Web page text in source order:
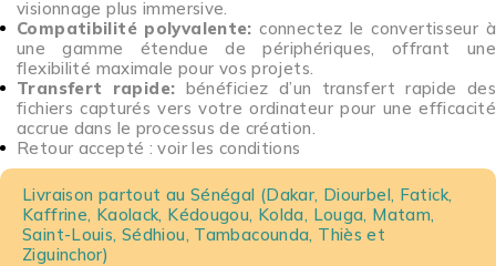
visionnage plus immersive.
Compatibilité polyvalente: connectez le convertisseur à
une gamme étendue de périphériques, offrant une
flexibilité maximale pour vos projets.
Transfert rapide: bénéficiez d’un transfert rapide des
fichiers capturés vers votre ordinateur pour une efficacité
accrue dans le processus de création.
Retour accepté : voir les conditions
Livraison partout au Sénégal (Dakar, Diourbel, Fatick,
Kaffrine, Kaolack, Kédougou, Kolda, Louga, Matam,
Saint-Louis, Sédhiou, Tambacounda, Thiès et
Ziguinchor)